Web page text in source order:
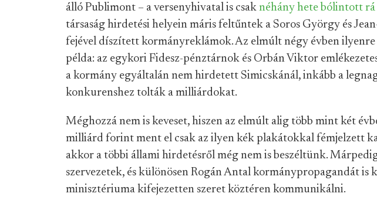
álló Publimont – a versenyhivatal is csak néhány hete bólintott rá
társaság hirdetési helyein máris feltűntek a Soros György és
fejével díszített kormányreklámok. Az elmúlt négy évben
példa: az egykori Fidesz-pénztárnok és Orbán Viktor emlékezetes
a kormány egyáltalán nem hirdetett Simicskánál, inkább a
konkurenshez tolták a milliárdokat.
Méghozzá nem is keveset, hiszen az elmúlt alig több mint két
milliárd forint ment el csak az ilyen kék plakátokkal fémjelzett
akkor a többi állami hirdetésről még nem is beszéltünk.
szervezetek, és különösen Rogán Antal kormánypropagandát is
minisztériuma kifejezetten szeret köztéren kommunikálni.